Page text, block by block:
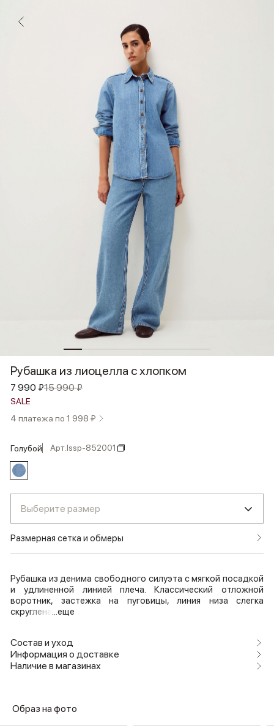
Рубашка из лиоцелла с хлопком
7 990 ₽15 990 ₽
SALE
4 платежа по 1 998 ₽
голубой Арт.lssp-852001
Выберите размер
Размерная сетка и обмеры
Рубашка из денима свободного силуэта с мягкой посадкой
и удлиненной линией плеча. Классический отложной
воротник, застежка на пуговицы, линия низа слегка
скруглена ...еще
Состав и уход
Информация о доставке
Наличие в магазинах
Образ на фото